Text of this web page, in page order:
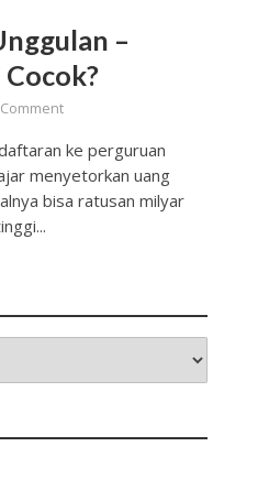
–
ke perguruan
menyetorkan uang
bisa ratusan milyar